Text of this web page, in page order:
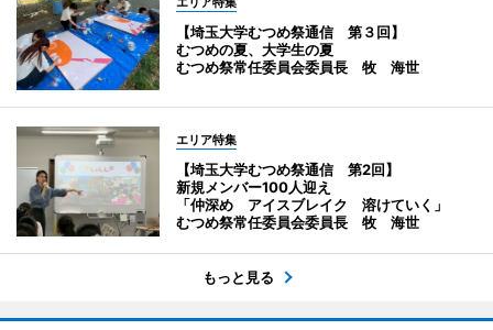
【埼玉大学むつめ祭通信 第３回】
むつめの夏、大学生の夏
むつめ祭常任委員会委員長 牧 海世
エリア特集
【埼玉大学むつめ祭通信 第2回】
新規メンバー100人迎え
「仲深め アイスブレイク 溶けていく」
むつめ祭常任委員会委員長 牧 海世
もっと見る